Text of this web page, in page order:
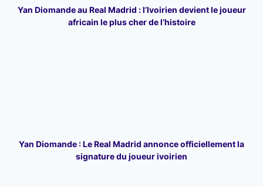
Yan Diomande au Real Madrid : l’Ivoirien devient le joueur
africain le plus cher de l’histoire
Yan Diomande : Le Real Madrid annonce officiellement la
signature du joueur ivoirien